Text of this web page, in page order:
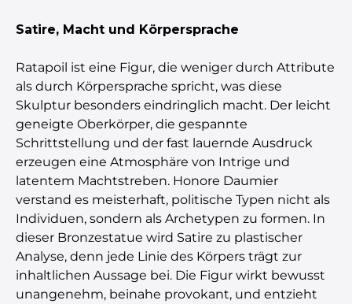
Satire, Macht und Körpersprache
Ratapoil ist eine Figur, die weniger durch Attribute
als durch Körpersprache spricht, was diese
Skulptur besonders eindringlich macht. Der leicht
geneigte Oberkörper, die gespannte
Schrittstellung und der fast lauernde Ausdruck
erzeugen eine Atmosphäre von Intrige und
latentem Machtstreben. Honore Daumier
verstand es meisterhaft, politische Typen nicht als
Individuen, sondern als Archetypen zu formen. In
dieser Bronzestatue wird Satire zu plastischer
Analyse, denn jede Linie des Körpers trägt zur
inhaltlichen Aussage bei. Die Figur wirkt bewusst
unangenehm, beinahe provokant, und entzieht